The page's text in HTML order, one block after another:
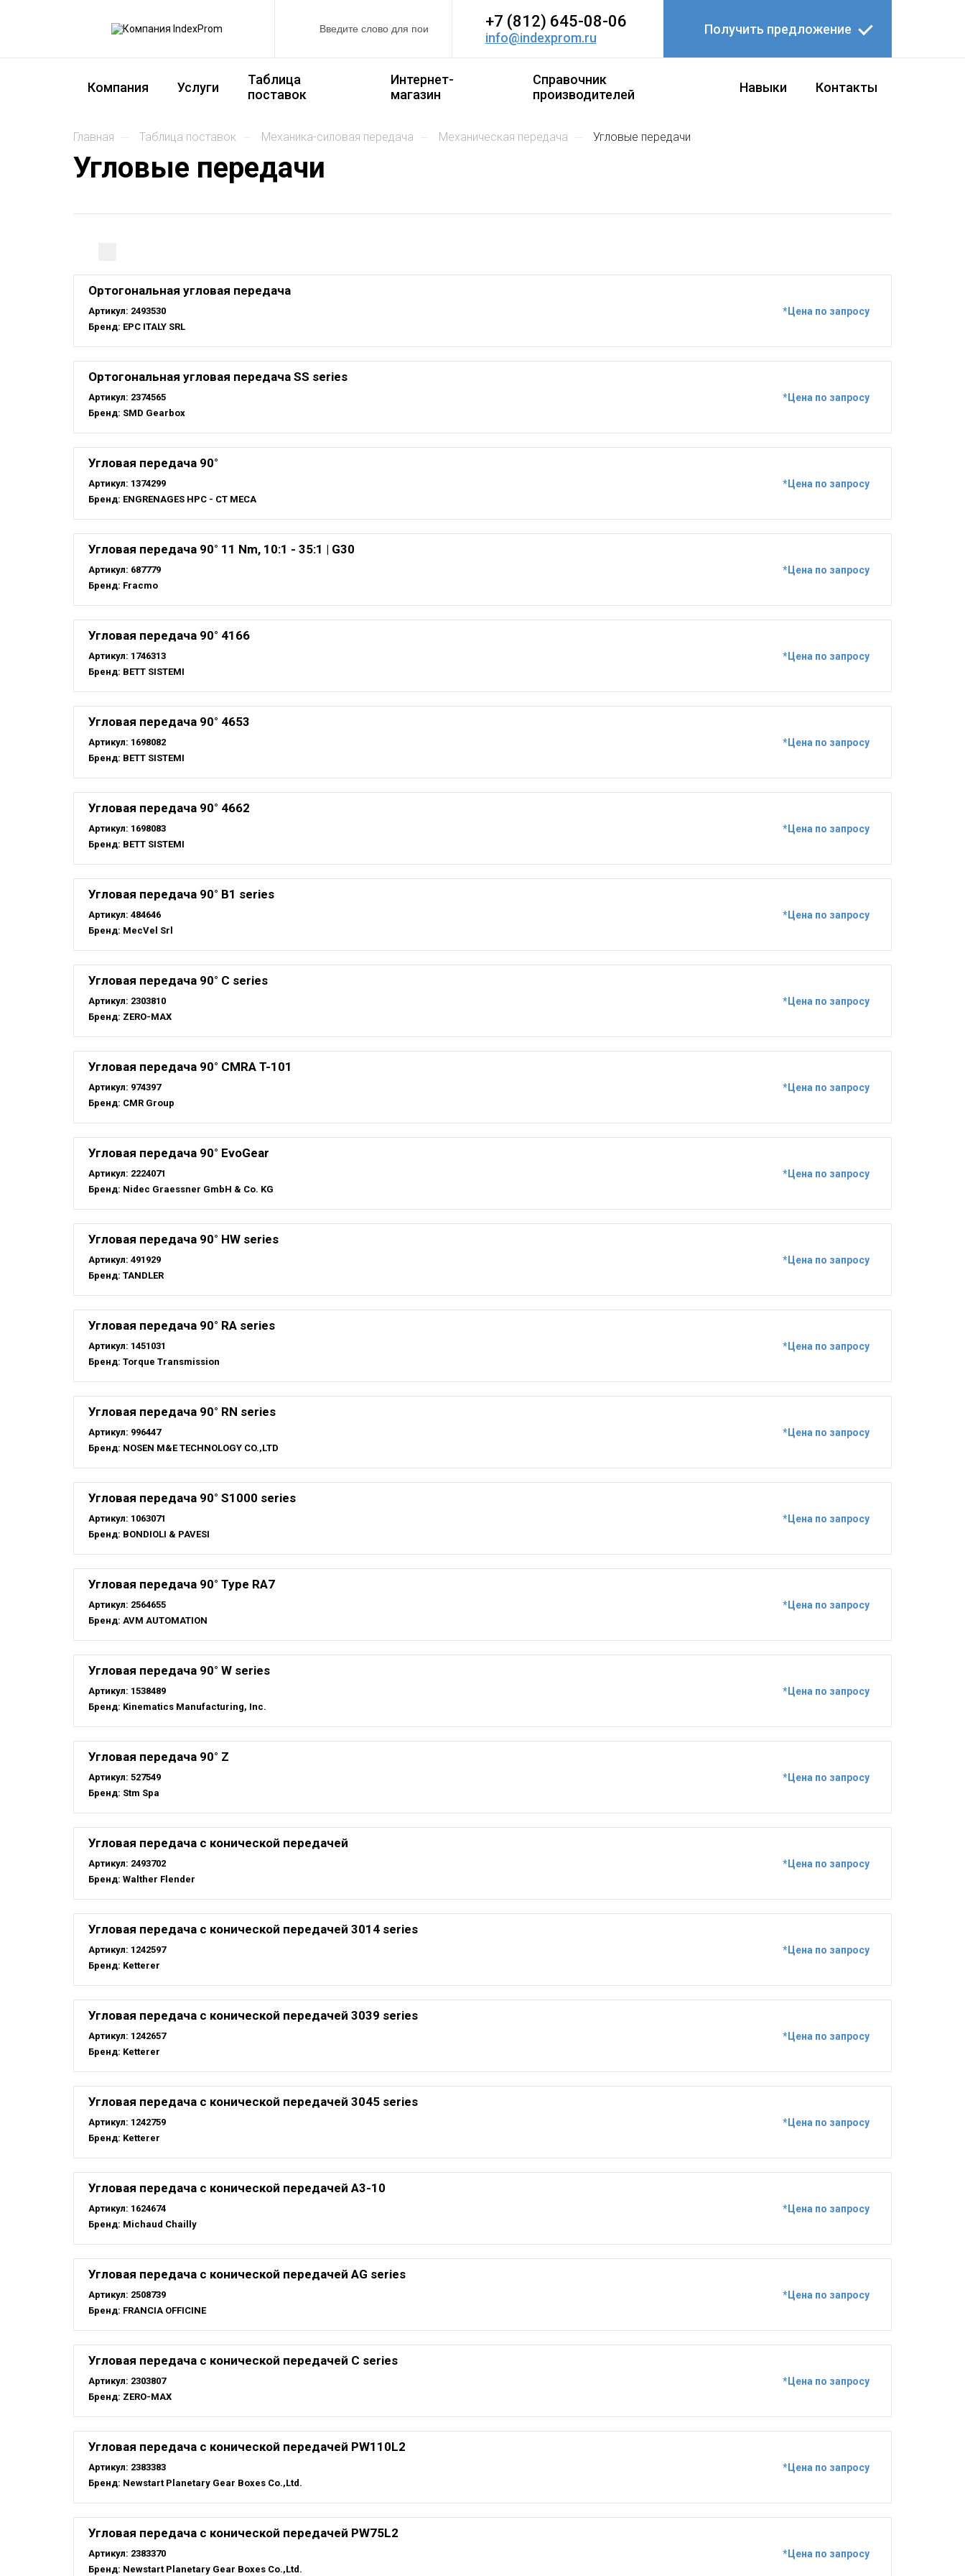
+7 (812) 645-08-06
info@indexprom.ru
Получить предложение
Компания Услуги
Таблица
поставок
Интернет-
магазин
Справочник
производителей
Навыки Контакты
главная таблица поставок механика-силовая передача механическая передача угловые передачи
Угловые передачи
Ортогональная угловая передача
Артикул: 2493530
Бренд: EPC ITALY SRL
*Цена по запросу
Ортогональная угловая передача SS series
Артикул: 2374565
Бренд: SMD Gearbox
*Цена по запросу
Угловая передача 90°
Артикул: 1374299
Бренд: ENGRENAGES HPC - CT MECA
*Цена по запросу
Угловая передача 90° 11 Nm, 10:1 - 35:1 | G30
Артикул: 687779
Бренд: Fracmo
*Цена по запросу
Угловая передача 90° 4166
Артикул: 1746313
Бренд: BETT SISTEMI
*Цена по запросу
Угловая передача 90° 4653
Артикул: 1698082
Бренд: BETT SISTEMI
*Цена по запросу
Угловая передача 90° 4662
Артикул: 1698083
Бренд: BETT SISTEMI
*Цена по запросу
Угловая передача 90° B1 series
Артикул: 484646
Бренд: MecVel Srl
*Цена по запросу
Угловая передача 90° C series
Артикул: 2303810
Бренд: ZERO-MAX
*Цена по запросу
Угловая передача 90° CMRA T-101
Артикул: 974397
Бренд: CMR Group
*Цена по запросу
Угловая передача 90° EvoGear
Артикул: 2224071
Бренд: Nidec Graessner GmbH & Co. KG
*Цена по запросу
Угловая передача 90° HW series
Артикул: 491929
Бренд: TANDLER
*Цена по запросу
Угловая передача 90° RA series
Артикул: 1451031
Бренд: Torque Transmission
*Цена по запросу
Угловая передача 90° RN series
Артикул: 996447
Бренд: NOSEN M&E TECHNOLOGY CO.,LTD
*Цена по запросу
Угловая передача 90° S1000 series
Артикул: 1063071
Бренд: BONDIOLI & PAVESI
*Цена по запросу
Угловая передача 90° Type RA7
Артикул: 2564655
Бренд: AVM AUTOMATION
*Цена по запросу
Угловая передача 90° W series
Артикул: 1538489
Бренд: Kinematics Manufacturing, Inc.
*Цена по запросу
Угловая передача 90° Z
Артикул: 527549
Бренд: Stm Spa
*Цена по запросу
Угловая передача с конической передачей
Артикул: 2493702
Бренд: Walther Flender
*Цена по запросу
Угловая передача с конической передачей 3014 series
Артикул: 1242597
Бренд: Ketterer
*Цена по запросу
Угловая передача с конической передачей 3039 series
Артикул: 1242657
Бренд: Ketterer
*Цена по запросу
Угловая передача с конической передачей 3045 series
Артикул: 1242759
Бренд: Ketterer
*Цена по запросу
Угловая передача с конической передачей A3-10
Артикул: 1624674
Бренд: Michaud Chailly
*Цена по запросу
Угловая передача с конической передачей AG series
Артикул: 2508739
Бренд: FRANCIA OFFICINE
*Цена по запросу
Угловая передача с конической передачей C series
Артикул: 2303807
Бренд: ZERO-MAX
*Цена по запросу
Угловая передача с конической передачей PW110L2
Артикул: 2383383
Бренд: Newstart Planetary Gear Boxes Co.,Ltd.
*Цена по запросу
Угловая передача с конической передачей PW75L2
Артикул: 2383370
Бренд: Newstart Planetary Gear Boxes Co.,Ltd.
*Цена по запросу